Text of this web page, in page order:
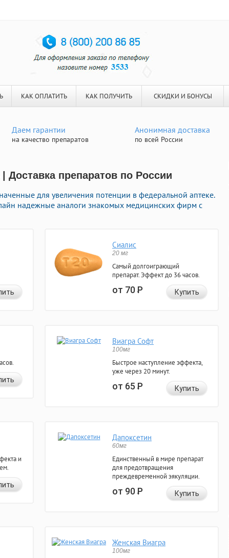
КАК ОПЛАТИТЬ КАК ПОЛУЧИТЬ СКИДКИ И БОНУСЫ
Даем гарантии
на качество препаратов
Анонимная доставка
по всей России
Доставка препаратов по России
для увеличения потенции в федеральной аптеке.
надежные аналоги знакомых медицинских фирм с
Сиалис
20 мг
Самый долгоиграющий
препарат. Эффект до 36 часов.
от 70Р Купить
Виагра Софт
100мг
Быстрое наступление эффекта,
уже через 20 минут.
от 65Р Купить
и
Дапоксетин
60мг
Единственный в мире препарат
для предотвращения
преждевременной эякуляции.
от 90Р Купить
Женская Виагра
100мг